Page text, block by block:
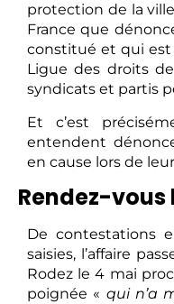
protection de la
France que
constitué et qui
Ligue des droits
syndicats et partis
Et c’est
entendent
en cause lors de
Rendez-
De contestations
saisies, l’affaire
Rodez le 4 mai
poignée « qui n’a